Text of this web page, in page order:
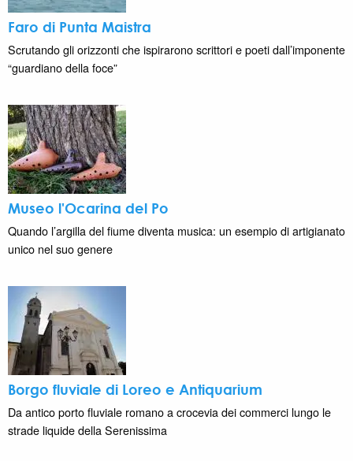
Faro di Punta Maistra
Scrutando gli orizzonti che ispirarono scrittori e poeti dall’imponente
“guardiano della foce”
Museo l'Ocarina del Po
Quando l’argilla del fiume diventa musica: un esempio di artigianato
unico nel suo genere
Borgo fluviale di Loreo e Antiquarium
Da antico porto fluviale romano a crocevia dei commerci lungo le
strade liquide della Serenissima